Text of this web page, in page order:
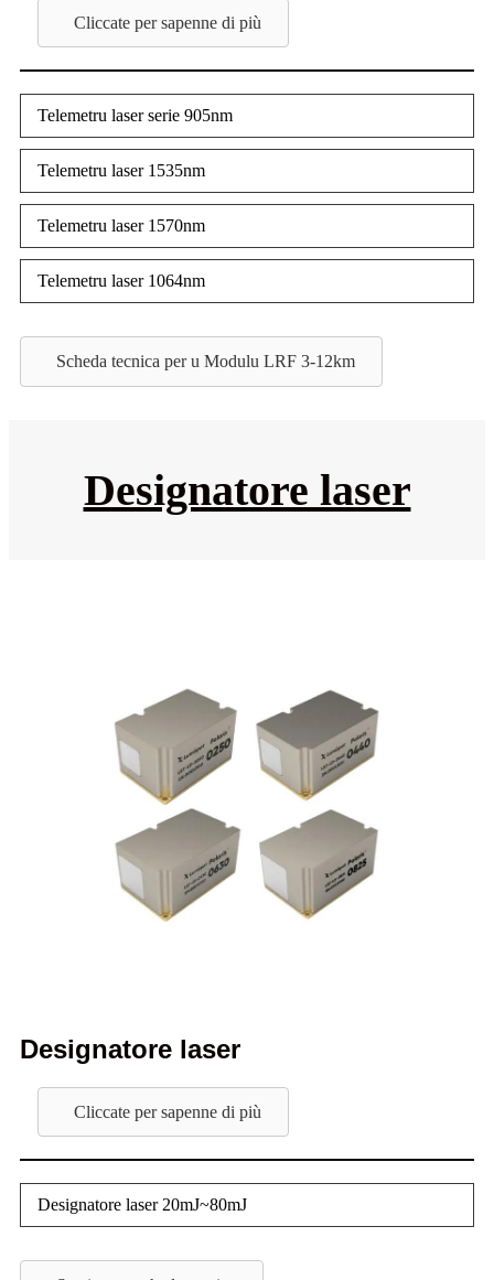
Cliccate per sapenne di più
Telemetru laser serie 905nm
Telemetru laser 1535nm
Telemetru laser 1570nm
Telemetru laser 1064nm
Scheda tecnica per u Modulu LRF 3-12km
Designatore laser
Designatore laser
Cliccate per sapenne di più
Designatore laser 20mJ~80mJ